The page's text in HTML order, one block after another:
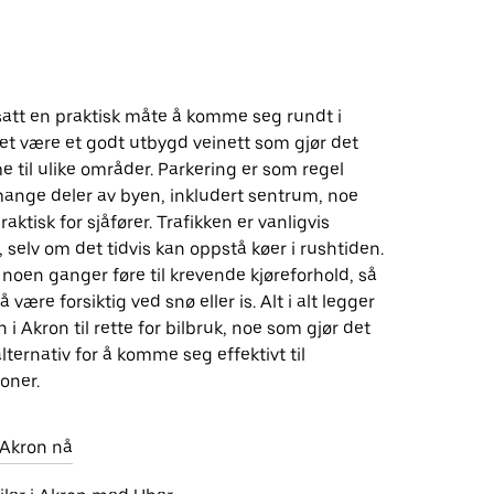
en praktisk måte å komme seg rundt i
være et godt utbygd veinett som gjør det
til ulike områder. Parkering er som regel
deler av byen, inkludert sentrum, noe
for sjåfører. Trafikken er vanligvis
selv om det tidvis kan oppstå køer i rushtiden.
ganger føre til krevende kjøreforhold, så
være forsiktig ved snø eller is. Alt i alt legger
i Akron til rette for bilbruk, noe som gjør det
for å komme seg effektivt til
nå